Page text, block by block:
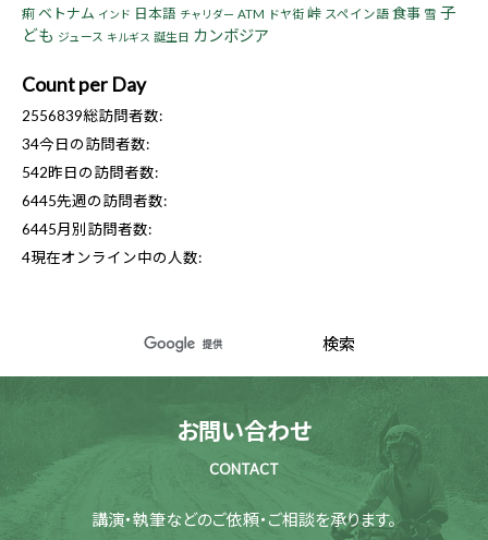
痢 ベトナム インド 日本語 チャリダー ATM ドヤ街 峠 スペイン語 食事 雪 子
ども ジュース キルギス 誕生日 カンボジア
Count per Day
2556839総訪問者数:
34今日の訪問者数:
542昨日の訪問者数:
6445先週の訪問者数:
6445月別訪問者数:
4現在オンライン中の人数:
お問い合わせ
CONTACT
講演・執筆などのご依頼・ご相談を承ります。